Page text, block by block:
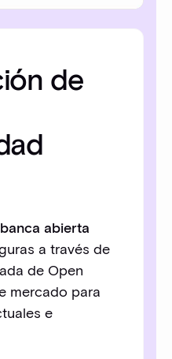
de
abierta
a través de
de Open
mercado para
e